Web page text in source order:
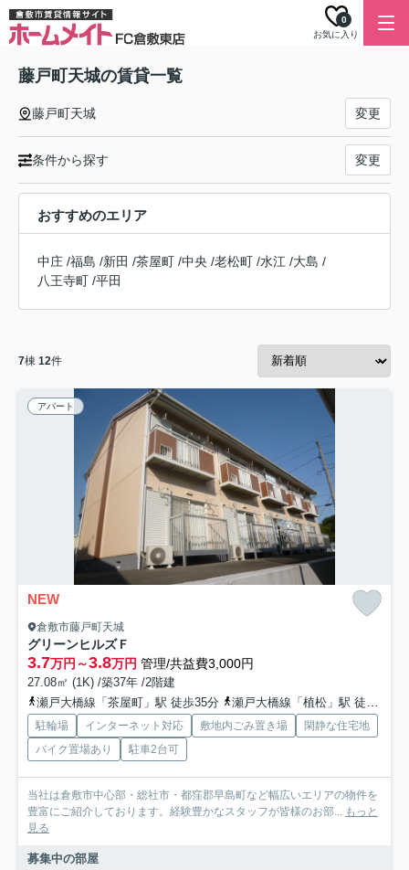
お気に入り
0
藤戸町天城の賃貸一覧
藤戸町天城 変更
条件から探す 変更
おすすめのエリア
中庄 /福島 /新田 /茶屋町 /中央 /老松町 /水江 /大島 /
八王寺町 /平田
7棟 12件
アパート
NEW
倉敷市藤戸町天城
グリーンヒルズＦ
3.7万円～3.8万円 管理/共益費3,000円
27.08㎡ (1K) /築37年 /2階建
瀬戸大橋線「茶屋町」駅 徒歩35分
瀬戸大橋線「植松」駅 徒歩35分
駐輪場 インターネット対応 敷地内ごみ置き場
閑静な住宅地
バイク置場あり
駐車2台可
当社は倉敷市中心部・総社市・都窪郡早島町など幅広いエリアの物件を
豊富にご紹介しております。経験豊かなスタッフが皆様のお部... もっと
見る
募集中の部屋